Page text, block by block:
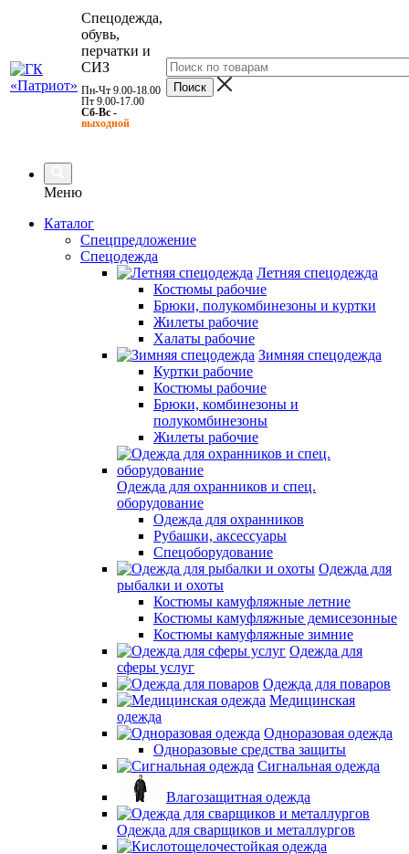
Спецодежда,
обувь,
перчатки и
СИЗ
Пн-Чт 9.00-18.00
Пт 9.00-17.00
Сб-Вс -
выходной
Меню
Каталог
Спецпредложение
Спецодежда
Летняя спецодежда
Костюмы рабочие
Брюки, полукомбинезоны и куртки
Жилеты рабочие
Халаты рабочие
Зимняя спецодежда
Куртки рабочие
Костюмы рабочие
Брюки, комбинезоны и
полукомбинезоны
Жилеты рабочие
Одежда для охранников и спец.
оборудование
Одежда для охранников
Рубашки, аксессуары
Спецоборудование
Одежда для
рыбалки и охоты
Костюмы камуфляжные летние
Костюмы камуфляжные демисезонные
Костюмы камуфляжные зимние
Одежда для
сферы услуг
Одежда для поваров
Медицинская
одежда
Одноразовая одежда
Одноразовые средства защиты
Сигнальная одежда
Влагозащитная одежда
Одежда для сварщиков и металлургов